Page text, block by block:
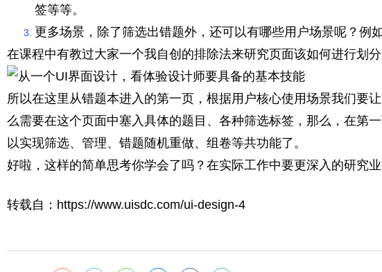
签等等。
更多场景，除了筛选出错题外，还可以有哪些用户场景呢？
在课程中有教过大家一个我自创的排除法来研究页面该如何进行划
所以在这里从错题本进入的第一页，根据用户核心使用场景我们要
么需要在这个页面中塞入具体的题目、各种筛选标签，那么，在第
以实现筛选、管理、错题随机重做、组卷等共功能了。
好啦，这样的简单思考你学会了吗？在实际工作中要更深入的研究
转载自：https://www.uisdc.com/ui-design-4